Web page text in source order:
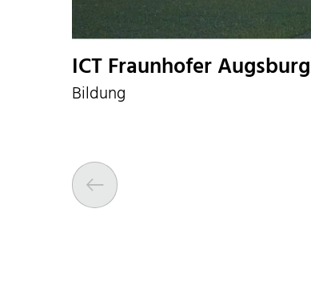
ICT Fraunhofer Augsburg
Bildung
